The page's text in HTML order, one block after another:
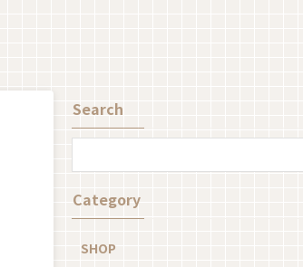
Search
Category
SHOP